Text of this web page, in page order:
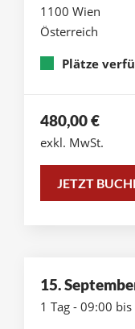
1100 Wien
Österreich
Plätze
480,00€
exkl. MwSt.
JETZT
15.
1 Tag - 09:00